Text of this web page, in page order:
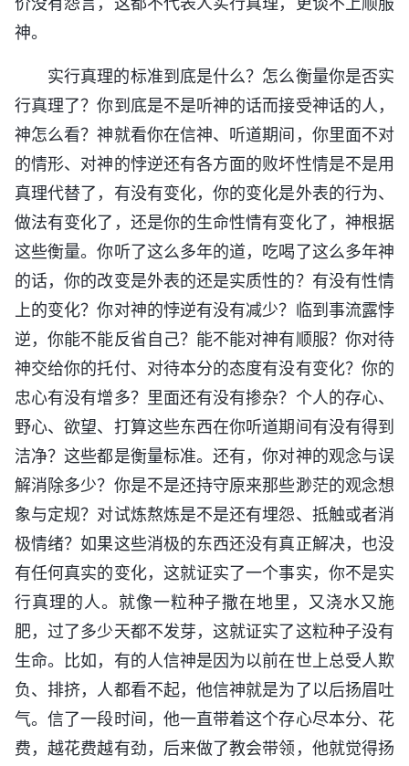
神。
实行真理的标准到底是什么？怎么衡量你是否实
行真理了？你到底是不是听神的话而接受神话的人，
神怎么看？神就看你在信神、听道期间，你里面不对
的情形、对神的悖逆还有各方面的败坏性情是不是用
真理代替了，有没有变化，你的变化是外表的行为、
做法有变化了，还是你的生命性情有变化了，神根据
这些衡量。你听了这么多年的道，吃喝了这么多年神
的话，你的改变是外表的还是实质性的？有没有性情
上的变化？你对神的悖逆有没有减少？临到事流露悖
逆，你能不能反省自己？能不能对神有顺服？你对待
神交给你的托付、对待本分的态度有没有变化？你的
忠心有没有增多？里面还有没有掺杂？个人的存心、
野心、欲望、打算这些东西在你听道期间有没有得到
洁净？这些都是衡量标准。还有，你对神的观念与误
解消除多少？你是不是还持守原来那些渺茫的观念想
象与定规？对试炼熬炼是不是还有埋怨、抵触或者消
极情绪？如果这些消极的东西还没有真正解决，也没
有任何真实的变化，这就证实了一个事实，你不是实
行真理的人。就像一粒种子撒在地里，又浇水又施
肥，过了多少天都不发芽，这就证实了这粒种子没有
生命。比如，有的人信神是因为以前在世上总受人欺
负、排挤，人都看不起，他信神就是为了以后扬眉吐
气。信了一段时间，他一直带着这个存心尽本分、花
费，越花费越有劲，后来做了教会带领，他就觉得扬